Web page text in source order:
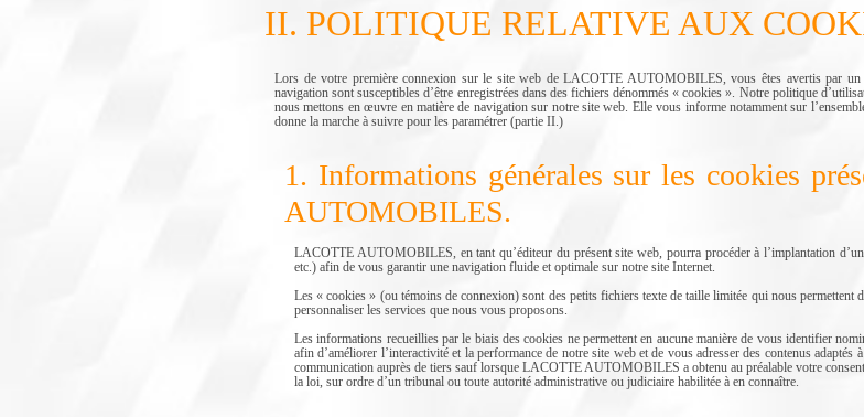
II. POLITIQUE RELATIVE AUX
Lors de votre première connexion sur le site web de LACOTTE AUTOMOBILES, vous êtes avertis par un
navigation sont susceptibles d’être enregistrées dans des fichiers dénommés « cookies ». Notre politique
nous mettons en œuvre en matière de navigation sur notre site web. Elle vous informe notamment sur
donne la marche à suivre pour les paramétrer (partie II.)
1. Informations générales sur les cookies
AUTOMOBILES.
LACOTTE AUTOMOBILES, en tant qu’éditeur du présent site web, pourra procéder à l’implantation
etc.) afin de vous garantir une navigation fluide et optimale sur notre site Internet.
Les « cookies » (ou témoins de connexion) sont des petits fichiers texte de taille limitée qui nous
personnaliser les services que nous vous proposons.
Les informations recueillies par le biais des cookies ne permettent en aucune manière de vous identifier
afin d’améliorer l’interactivité et la performance de notre site web et de vous adresser des contenus
communication auprès de tiers sauf lorsque LACOTTE AUTOMOBILES a obtenu au préalable votre
la loi, sur ordre d’un tribunal ou toute autorité administrative ou judiciaire habilitée à en connaître.